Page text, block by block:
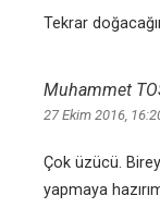
Tekrar
Muhammet
27 Ekim 2016,
Çok üzücü.
yapmaya